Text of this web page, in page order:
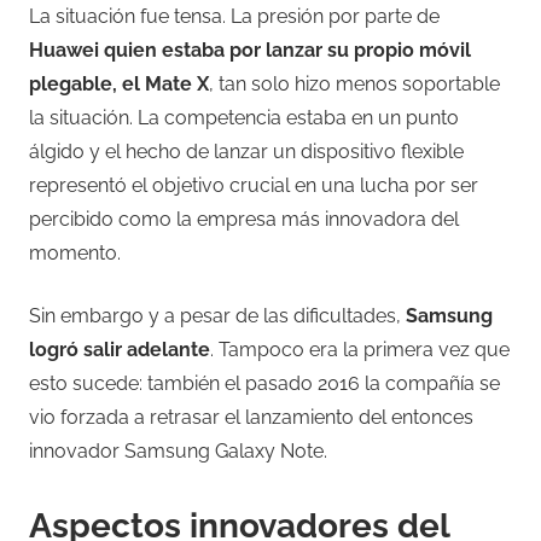
La situación fue tensa. La presión por parte de
Huawei quien estaba por lanzar su propio móvil
plegable, el Mate X, tan solo hizo menos soportable
la situación. La competencia estaba en un punto
álgido y el hecho de lanzar un dispositivo flexible
representó el objetivo crucial en una lucha por ser
percibido como la empresa más innovadora del
momento.
Sin embargo y a pesar de las dificultades, Samsung
logró salir adelante. Tampoco era la primera vez que
esto sucede: también el pasado 2016 la compañía se
vio forzada a retrasar el lanzamiento del entonces
innovador Samsung Galaxy Note.
Aspectos innovadores del